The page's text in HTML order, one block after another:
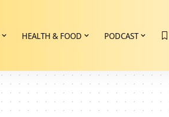
HEALTH & FOOD PODCAST